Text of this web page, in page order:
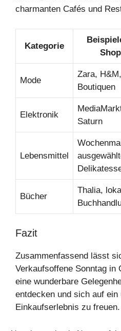
charmanten Cafés und
Kategorie
Mode
Zara,
Boutiquen
Elektronik
Saturn
Lebensmittel
Bücher
Thalia,
Fazit
Zusammenfassend lässt
Verkaufsoffene Sonntag in
eine wunderbare
entdecken und sich auf ein
Einkaufserlebnis zu